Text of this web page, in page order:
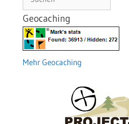
Geocaching
Mehr Geocaching